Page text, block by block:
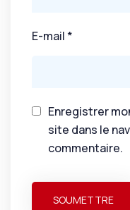
E-mail *
Enregistrer
site dans le
commentaire.